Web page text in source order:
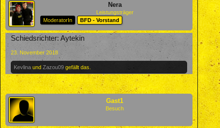
Nera
Leistungsträger
ModeratorIn
BFD - Vorstand
Schiedsrichter: Aytekin
23. November 2018
Kevlina und Zazou09 gefällt das.
Gast1
Besuch